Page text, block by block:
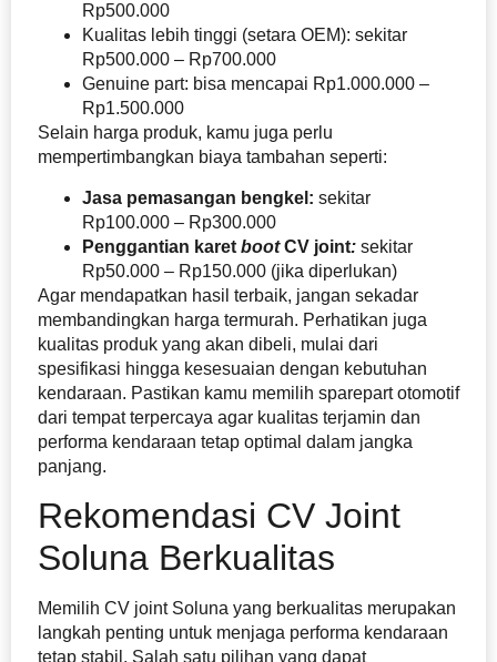
Rp500.000
Kualitas lebih tinggi (setara OEM): sekitar
Rp500.000 – Rp700.000
Genuine part: bisa mencapai Rp1.000.000 –
Rp1.500.000
Selain harga produk, kamu juga perlu
mempertimbangkan biaya tambahan seperti:
Jasa pemasangan bengkel: sekitar
Rp100.000 – Rp300.000
Penggantian karet bootCV joint: sekitar
Rp50.000 – Rp150.000 (jika diperlukan)
Agar mendapatkan hasil terbaik, jangan sekadar
membandingkan harga termurah. Perhatikan juga
kualitas produk yang akan dibeli, mulai dari
spesifikasi hingga kesesuaian dengan kebutuhan
kendaraan. Pastikan kamu memilih sparepart otomotif
dari tempat terpercaya agar kualitas terjamin dan
performa kendaraan tetap optimal dalam jangka
panjang.
Rekomendasi CV Joint
Soluna Berkualitas
Memilih CV joint Soluna yang berkualitas merupakan
langkah penting untuk menjaga performa kendaraan
tetap stabil. Salah satu pilihan yang dapat